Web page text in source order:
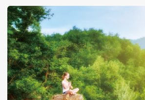
個含意是，我們要選擇修行，讓
放十字光；還是選擇不修行，讓
背十字架，就決定於我們今生在
十字路口上。由此可見，修行是
基督教來看，從「人」往上，是
地獄。但以佛教來看，從「人」
是佛國），還包括了天、聲聞
至於「人」以下，到地獄之間
畜生和餓鬼。所以我們修行，
「人」往上，而不要往下。 所有的修行，都是
有因果關係，先有了父母的陽性
才有自己的靈體附在上面，這個
「魂」，魂包括了所有前世累
附在靈體之上，就是俗稱的靈魂。 靈魂投
後，「無始」、「無明」就在母
胎，在母體裡面成長，除了有
神識。慢慢長大以後，有了五
意識、神識，「六入（眼、耳
意）」就完成了，最後「色、